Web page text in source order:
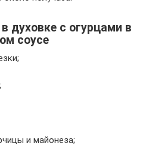
духовке с огурцами в
соусе
и майонеза;